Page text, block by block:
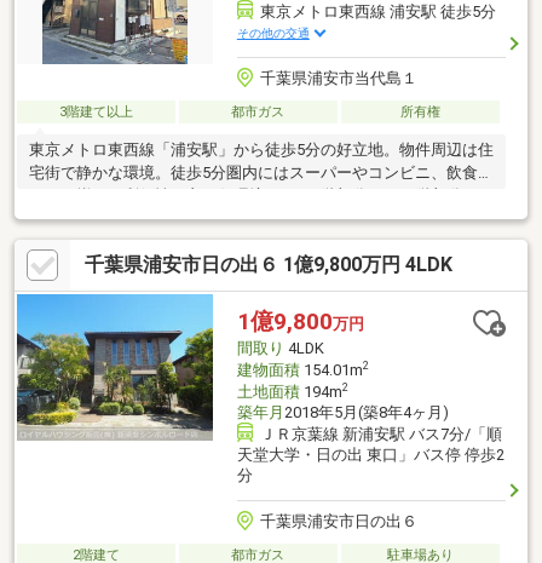
東京メトロ東西線 浦安駅 徒歩5分
その他の交通
千葉県浦安市当代島１
3階建て以上 都市ガス 所有権
東京メトロ東西線「浦安駅」から徒歩5分の好立地。物件周辺は住
宅街で静かな環境。徒歩5分圏内にはスーパーやコンビニ、飲食店
などが揃った利便性の良い住環境です。1階部分と2・3階部分の
二世帯住宅タイプ。自己居住用にも賃貸用にもご利用可能です。
千葉県浦安市日の出６ 1億9,800万円 4LDK
1億9,800万円
間取り 4LDK
建物面積154.01m2
土地面積194m2
築年月 2018年5月(築8年4ヶ月)
ＪＲ京葉線 新浦安駅 バス7分/「順
天堂大学・日の出 東口」バス停 停歩2
分
千葉県浦安市日の出６
2階建て 都市ガス
駐車場あり